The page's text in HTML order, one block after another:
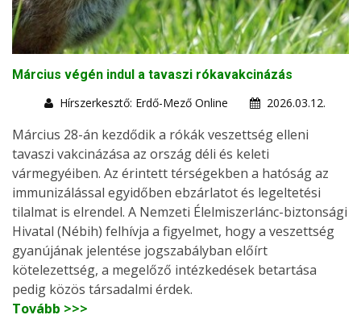
Március végén indul a tavaszi rókavakcinázás
Hírszerkesztő: Erdő-Mező Online
2026.03.12.
Március 28-án kezdődik a rókák veszettség elleni
tavaszi vakcinázása az ország déli és keleti
vármegyéiben. Az érintett térségekben a hatóság az
immunizálással egyidőben ebzárlatot és legeltetési
tilalmat is elrendel. A Nemzeti Élelmiszerlánc-biztonsági
Hivatal (Nébih) felhívja a figyelmet, hogy a veszettség
gyanújának jelentése jogszabályban előírt
kötelezettség, a megelőző intézkedések betartása
pedig közös társadalmi érdek.
Tovább >>>